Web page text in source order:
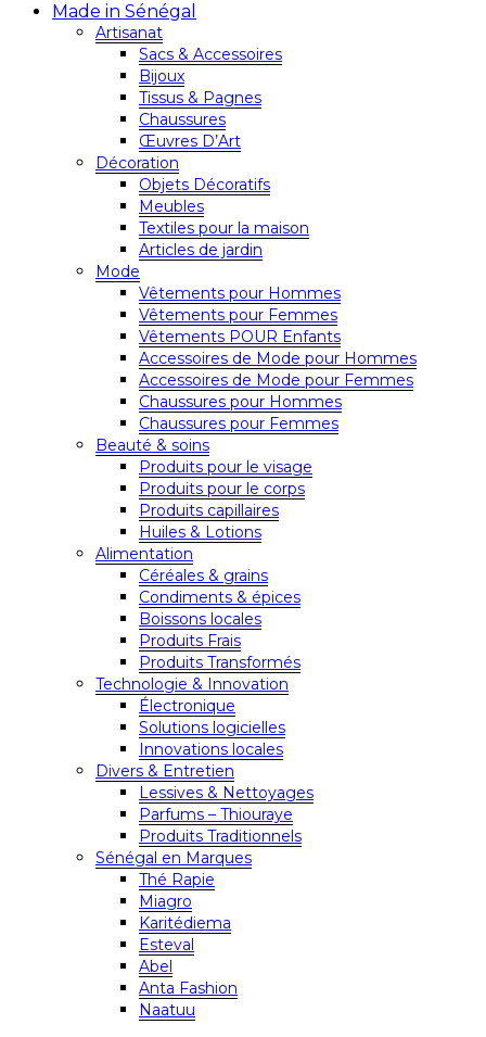
Made in Sénégal
Artisanat
Sacs & Accessoires
Bijoux
Tissus & Pagnes
Chaussures
Œuvres D’Art
Décoration
Objets Décoratifs
Meubles
Textiles pour la maison
Articles de jardin
Mode
Vêtements pour Hommes
Vêtements pour Femmes
Vêtements POUR Enfants
Accessoires de Mode pour Hommes
Accessoires de Mode pour Femmes
Chaussures pour Hommes
Chaussures pour Femmes
Beauté & soins
Produits pour le visage
Produits pour le corps
Produits capillaires
Huiles & Lotions
Alimentation
Céréales & grains
Condiments & épices
Boissons locales
Produits Frais
Produits Transformés
Technologie & Innovation
Électronique
Solutions logicielles
Innovations locales
Divers & Entretien
Lessives & Nettoyages
Parfums – Thiouraye
Produits Traditionnels
Sénégal en Marques
Thé Rapie
Miagro
Karitédiema
Esteval
Abel
Anta Fashion
Naatuu